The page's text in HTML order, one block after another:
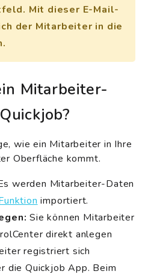
Mit dieser E-Mail-
der Mitarbeiter in die
Mitarbeiter-
wie ein Mitarbeiter in Ihre
Oberfläche kommt.
werden Mitarbeiter-Daten
importiert.
Sie können Mitarbeiter
direkt anlegen
registriert sich
die Quickjob App. Beim